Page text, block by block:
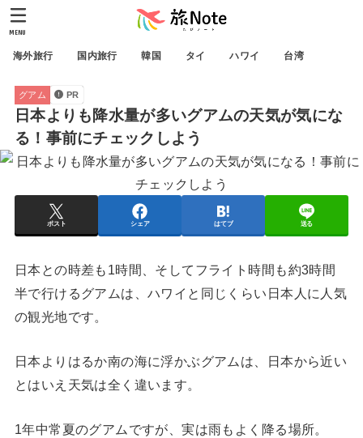
海外旅行 国内旅行 韓国 タイ ハワイ 台湾
MENU
グアム PR
日本よりも降水量が多いグアムの天気が気にな
る！事前にチェックしよう
ポスト シェア はてブ 送る
日本との時差も1時間、そしてフライト時間も約3時間
半で行けるグアムは、ハワイと同じくらい日本人に人気
の観光地です。
日本よりはるか南の海に浮かぶグアムは、日本から近い
とはいえ天気は全く違います。
1年中常夏のグアムですが、実は雨もよく降る場所。